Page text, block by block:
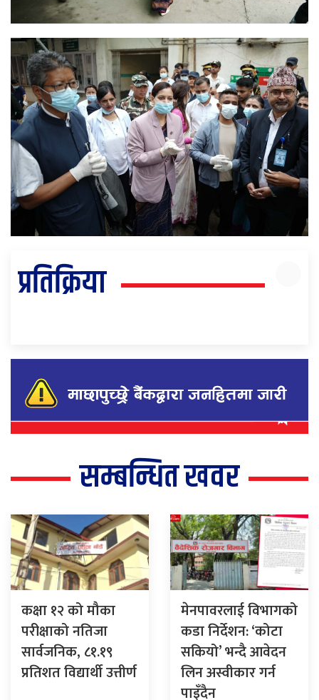
प्रतिक्रिया
सम्बन्धित खवर
कक्षा १२ को मौका
परीक्षाको नतिजा
सार्वजनिक, ८१.१९
प्रतिशत विद्यार्थी उत्तीर्ण
मेनपावरलाई विभागको
कडा निर्देशन: ‘कोटा
सकियो’ भन्दै आवेदन
लिन अस्वीकार गर्न
पाइँदैन